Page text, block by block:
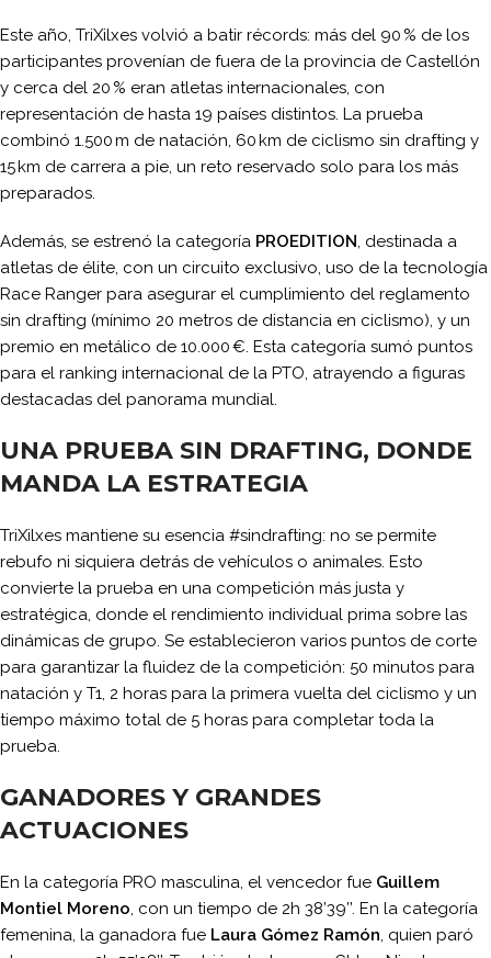
Este año, TriXilxes volvió a batir récords: más del 90 % de los
participantes provenían de fuera de la provincia de Castellón
y cerca del 20 % eran atletas internacionales, con
representación de hasta 19 países distintos. La prueba
combinó 1.500 m de natación, 60 km de ciclismo sin drafting y
15 km de carrera a pie, un reto reservado solo para los más
preparados.
Además, se estrenó la categoría PROEDITION, destinada a
atletas de élite, con un circuito exclusivo, uso de la tecnología
Race Ranger para asegurar el cumplimiento del reglamento
sin drafting (mínimo 20 metros de distancia en ciclismo), y un
premio en metálico de 10.000 €. Esta categoría sumó puntos
para el ranking internacional de la PTO, atrayendo a figuras
destacadas del panorama mundial.
UNA PRUEBA SIN DRAFTING, DONDE
MANDA LA ESTRATEGIA
TriXilxes mantiene su esencia #sindrafting: no se permite
rebufo ni siquiera detrás de vehículos o animales. Esto
convierte la prueba en una competición más justa y
estratégica, donde el rendimiento individual prima sobre las
dinámicas de grupo. Se establecieron varios puntos de corte
para garantizar la fluidez de la competición: 50 minutos para
natación y T1, 2 horas para la primera vuelta del ciclismo y un
tiempo máximo total de 5 horas para completar toda la
prueba.
GANADORES Y GRANDES
ACTUACIONES
En la categoría PRO masculina, el vencedor fue Guillem
Montiel Moreno, con un tiempo de 2h 38’39’’. En la categoría
femenina, la ganadora fue Laura Gómez Ramón, quien paró